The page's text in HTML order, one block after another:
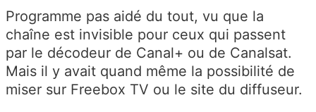
Programme pas aidé du tout, vu que la
chaîne est invisible pour ceux qui passent
par le décodeur de Canal+ ou de Canalsat.
Mais il y avait quand même la possibilité de
miser sur Freebox TV ou le site du diffuseur.